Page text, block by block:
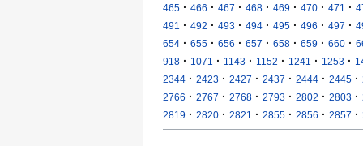
465 · 466 · 467 · 468 · 469 · 470 · 471 ·
491
· 492 · 493 · 494 · 495 · 496 · 497 ·
654 · 655 · 656 · 657 · 658 · 659 · 660 ·
918 · 1071 · 1143 · 1152 · 1241 · 1253 ·
2344 · 2423 · 2427 · 2437 · 2444 · 2445 ·
2766 · 2767 · 2768 · 2793 · 2802 · 2803 ·
2819 · 2820 · 2821 · 2855 · 2856 · 2857 ·